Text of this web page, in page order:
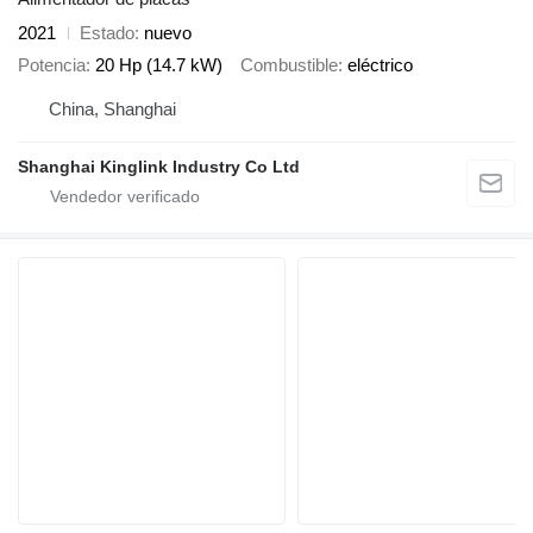
2021
Estado nuevo
Potencia 20 Hp (14.7 kW) Combustible eléctrico
China, Shanghai
Shanghai Kinglink Industry Co Ltd